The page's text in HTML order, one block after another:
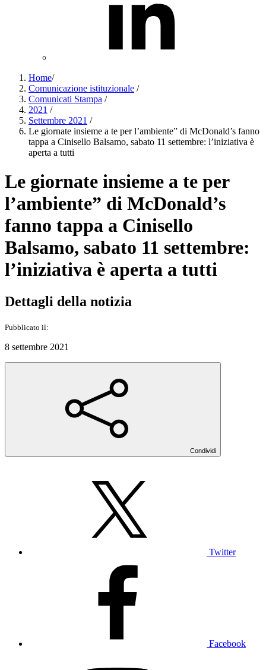
Home/
Comunicazione istituzionale /
Comunicati Stampa /
2021 /
Settembre 2021 /
Le giornate insieme a te per l’ambiente” di McDonald’s fanno
tappa a Cinisello Balsamo, sabato 11 settembre: l’iniziativa è
aperta a tutti
Le giornate insieme a te per
l’ambiente” di McDonald’s
fanno tappa a Cinisello
Balsamo, sabato 11 settembre:
l’iniziativa è aperta a tutti
Dettagli della notizia
Pubblicato il:
8 settembre 2021
Condividi
Twitter
Facebook